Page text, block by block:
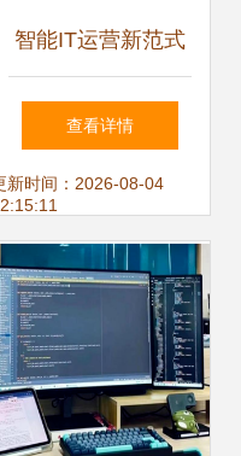
智能IT运营新范式
云惠ITSM 2.0产品
详解与技术赋能实
践
查看详情
新时间：2026-08-04